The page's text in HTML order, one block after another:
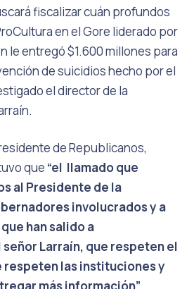
fiscalizar cuán profundos
en el Gore liderado por
le entregó $1.600 millones para
de suicidios hecho por el
el director de la
de Republicanos,
que “el llamado que
al Presidente de la
involucrados y a
han salido a
Larraín, que respeten el
respeten las instituciones y